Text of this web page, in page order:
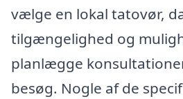
vælge en lokal tatovør,
tilgængelighed og
planlægge
besøg. Nogle af de